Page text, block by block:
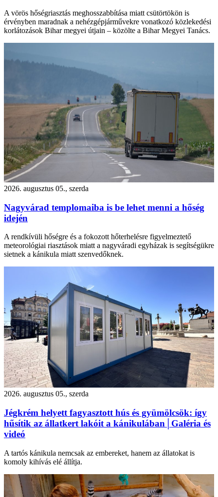
A vörös hőségriasztás meghosszabbítása miatt csütörtökön is
érvényben maradnak a nehézgépjárművekre vonatkozó közlekedési
korlátozások Bihar megyei útjain – közölte a Bihar Megyei Tanács.
2026. augusztus 05., szerda
Nagyvárad templomaiba is be lehet menni a hőség
idején
A rendkívüli hőségre és a fokozott hőterhelésre figyelmeztető
meteorológiai riasztások miatt a nagyváradi egyházak is segítségükre
sietnek a kánikula miatt szenvedőknek.
2026. augusztus 05., szerda
Jégkrém helyett fagyasztott hús és gyümölcsök: így
hűsítik az állatkert lakóit a kánikulában│Galéria és
videó
A tartós kánikula nemcsak az embereket, hanem az állatokat is
komoly kihívás elé állítja.